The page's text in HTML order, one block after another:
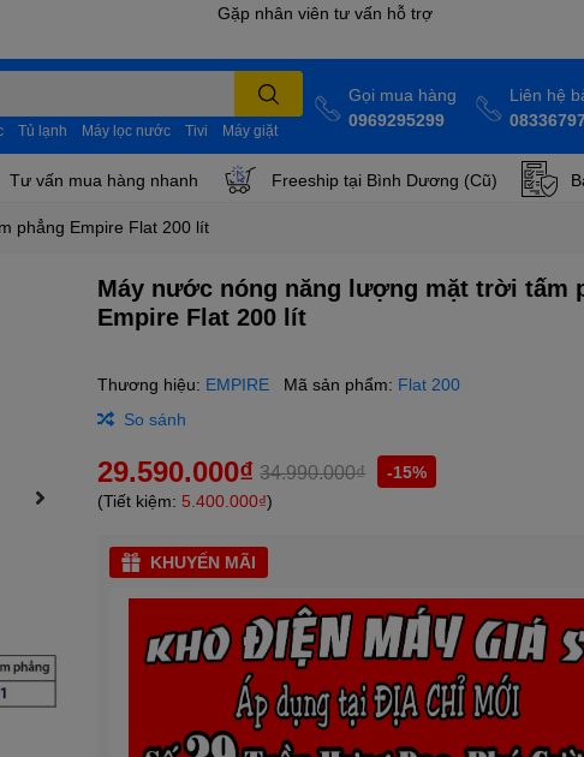
Tủ lạnh Máy lọc nước Tivi Máy giặt
Gọi mua hàng
0969295299
Liên hệ
Tư vấn mua hàng nhanh Freeship tại Bình Dương (Cũ)
phẳng Empire Flat 200 lít
Máy nước nóng năng lượng mặt trời tấm
Empire Flat 200 lít
Thương hiệu: EMPIRE Mã sản phẩm: Flat 200
So sánh
29.590.000₫ 34.990.000₫
-15%
(Tiết kiệm: 5.400.000₫)
KHUYẾN MÃI